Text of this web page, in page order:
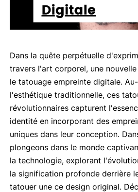
Dans la quête perpétuelle
travers l'art corporel, une
le tatouage empreinte digitale.
l'esthétique traditionnelle, ces
révolutionnaires capturent
identité en incorporant des
uniques dans leur conception.
plongeons dans le monde
la technologie, explorant
la signification profonde derrière
tatouer une ce design original.